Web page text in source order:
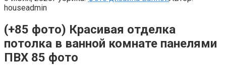
houseadmin
(+85 фото) Красивая отделка
потолка в ванной комнате панелями
ПВХ 85 фото